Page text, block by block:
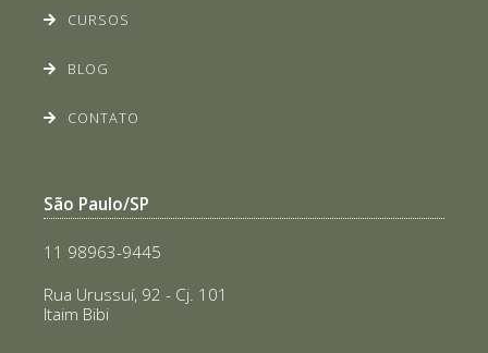
CURSOS
BLOG
CONTATO
São Paulo/SP
11 98963-9445
Rua Urussuí, 92 - Cj. 101
Itaim Bibi